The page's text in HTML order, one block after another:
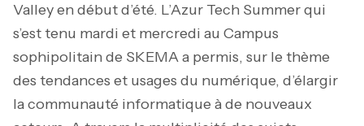
Valley en début d’été. L’Azur Tech Summer qui
s’est tenu mardi et mercredi au Campus
sophipolitain de SKEMA a permis, sur le thème
des tendances et usages du numérique, d’élargir
la communauté informatique à de nouveaux